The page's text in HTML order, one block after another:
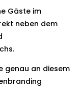
Gäste im
neben dem
genau an diesem